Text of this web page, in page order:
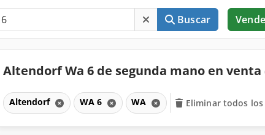
Buscar
Altendorf Wa 6 de segunda mano en venta
Altendorf WA 6 WA Eliminar todos